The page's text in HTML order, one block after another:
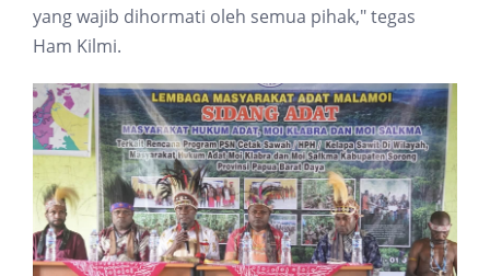
yang wajib dihormati oleh semua pihak," tegas
Ham Kilmi.